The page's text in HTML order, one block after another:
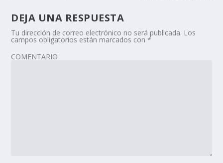
DEJA UNA RESPUESTA
Tu dirección de correo electrónico no será publicada. Los
campos obligatorios están marcados con*
COMENTARIO